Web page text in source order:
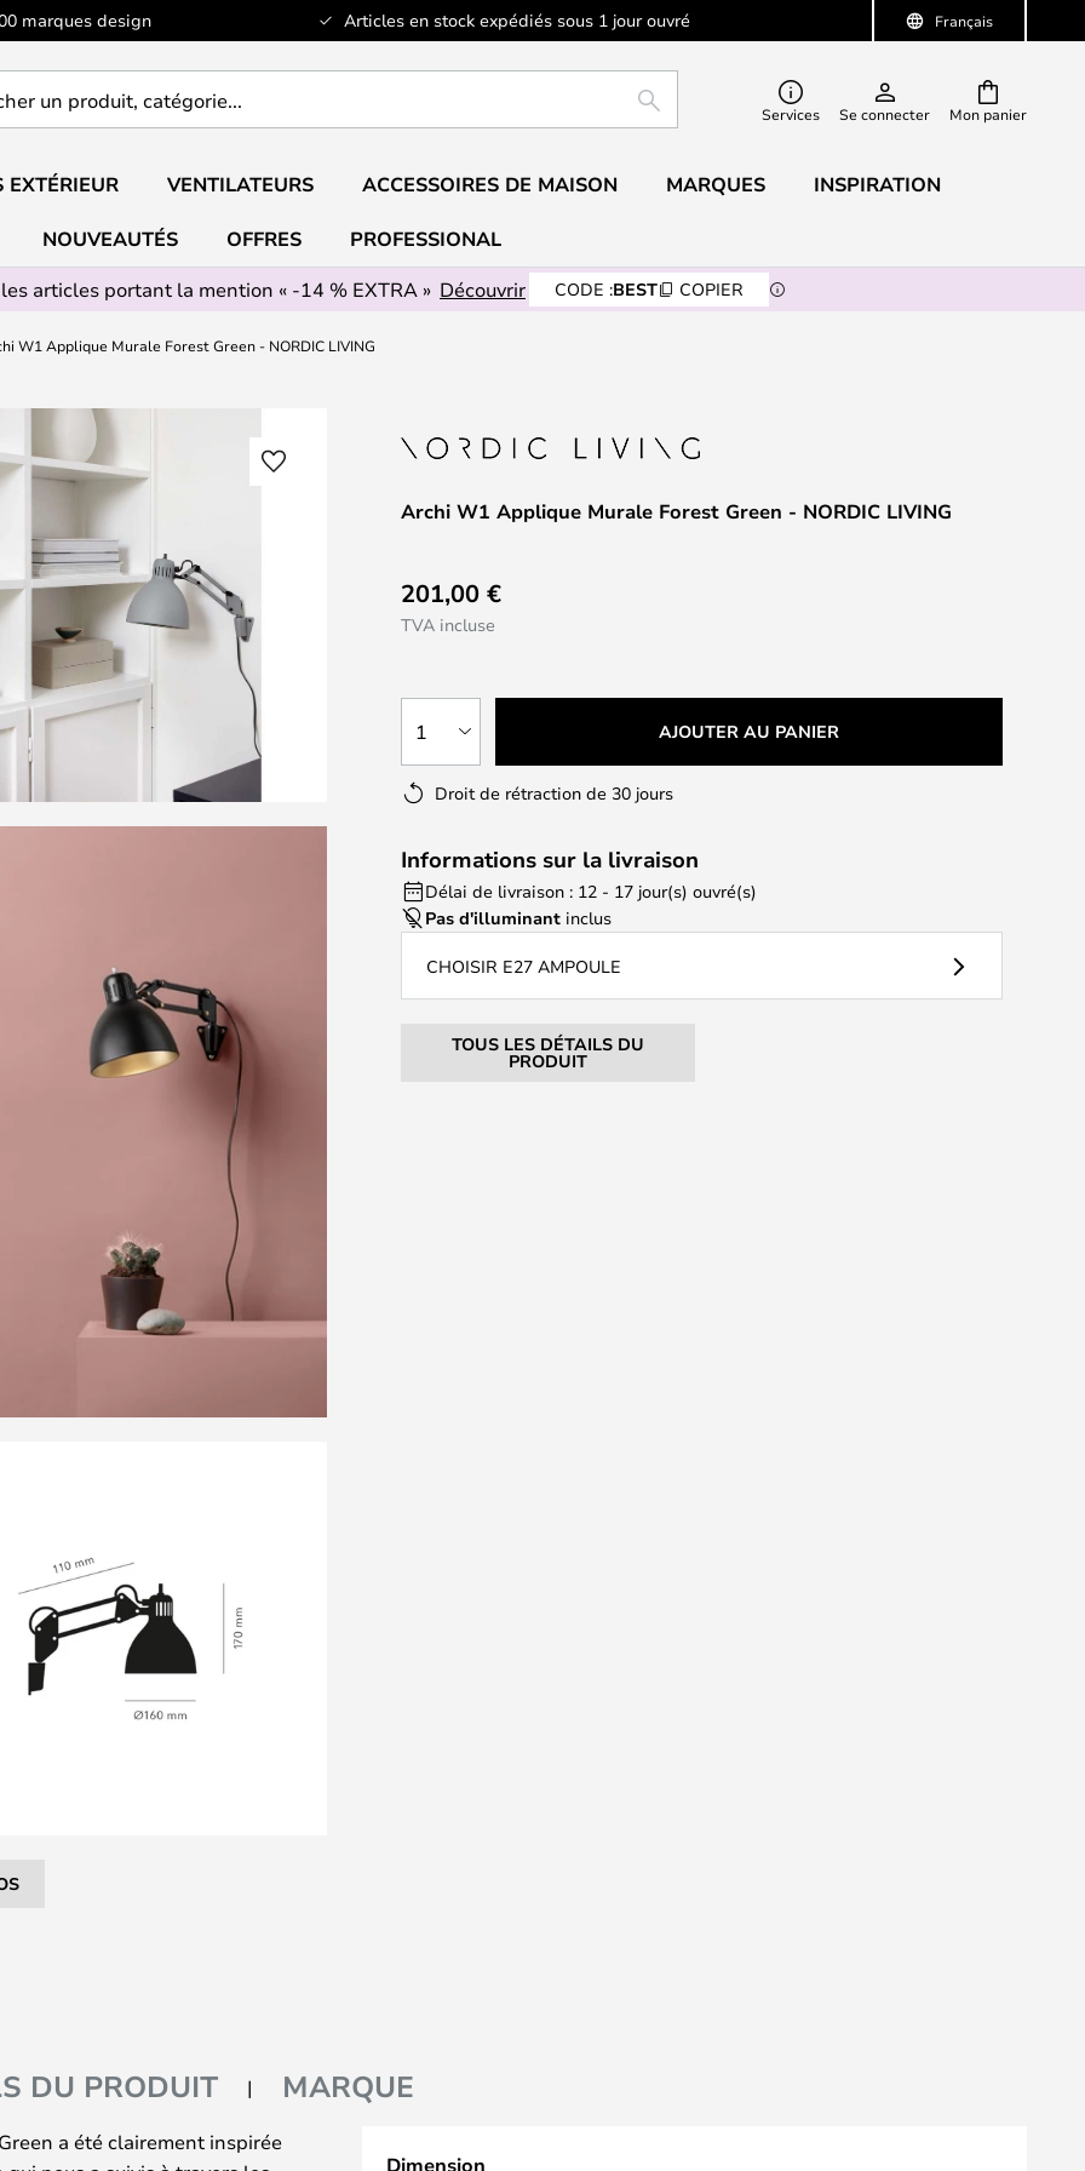
Français
marques design Articles en stock expédiés sous 1 jour ouvré
Mon panier
RECHERCHERServices Se connecter
EXTÉRIEUR VENTILATEURS ACCESSOIRES DE MAISON MARQUES INSPIRATION
NOUVEAUTÉS OFFRES
PROFESSIONAL
articles portant la mention « -14 % EXTRA » Découvrir CODE :BEST COPIER
W1 Applique Murale Forest Green - NORDIC LIVING
Archi W1 Applique Murale Forest Green - NORDIC LIVING
201,00 €
TVA incluse
1 AJOUTER AU PANIER
Droit de rétraction de 30 jours
Informations sur la livraison
Délai de livraison : 12 - 17 jour(s) ouvré(s)
Pas d'illuminant inclus
CHOISIR E27 AMPOULE
TOUS LES DÉTAILS DU
PRODUIT
DU PRODUIT MARQUE
a été clairement inspirée
Dimension